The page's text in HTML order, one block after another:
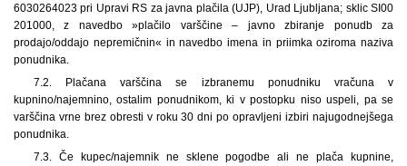
6030264023 pri Upravi RS za javna plačila (UJP), Urad Ljubljana; sklic SI00
201000, z navedbo »plačilo varščine – javno zbiranje ponudb za
prodajo/oddajo nepremičnin« in navedbo imena in priimka oziroma naziva
ponudnika.
7.2. Plačana varščina se izbranemu ponudniku vračuna v
kupnino/najemnino, ostalim ponudnikom, ki v postopku niso uspeli, pa se
varščina vrne brez obresti v roku 30 dni po opravljeni izbiri najugodnejšega
ponudnika.
7.3. Če kupec/najemnik ne sklene pogodbe ali ne plača kupnine,